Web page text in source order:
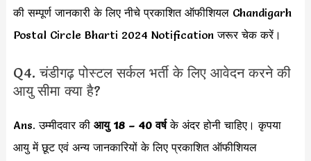
की सम्पूर्ण जानकारी के लिए नीचे प्रकाशित ऑफीशियल Chandigarh
Postal Circle Bharti 2024 Notification जरूर चेक करें।
Q4. चंडीगढ़ पोस्टल सर्कल भर्ती के लिए आवेदन करने की
आयु सीमा क्या है?
Ans. उम्मीदवार की आयु 18 – 40 वर्षके अंदर होनी चाहिए। कृपया
आयु में छूट एवं अन्य जानकारियों के लिए प्रकाशित ऑफीशियल